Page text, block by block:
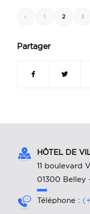
‹ 1 2 3
Partager
HÔTEL DE
11 boulevard
01300 Belley
Téléphone :